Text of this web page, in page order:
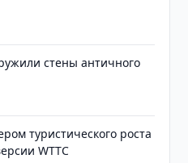
стены античного
туристического роста
WTTC